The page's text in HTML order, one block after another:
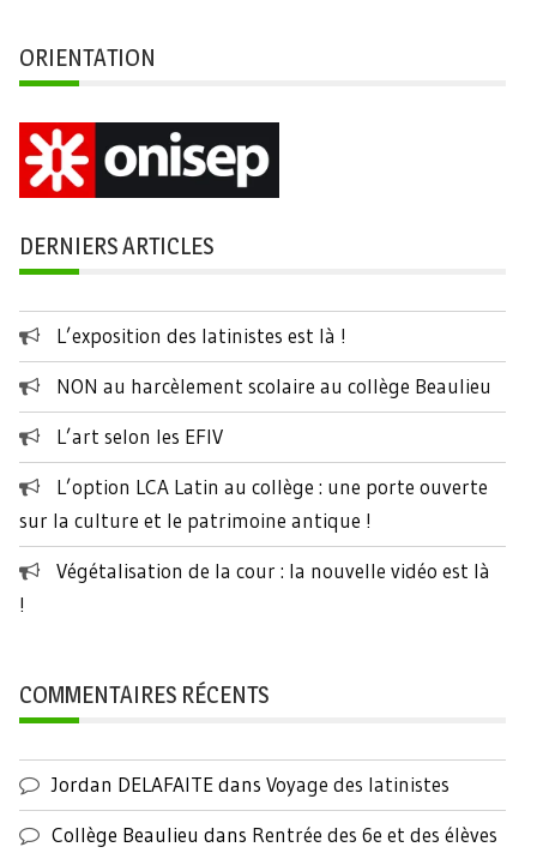
ORIENTATION
DERNIERS ARTICLES
L’exposition des latinistes est là !
NON au harcèlement scolaire au collège Beaulieu
L’art selon les EFIV
L’option LCA Latin au collège : une porte ouverte
sur la culture et le patrimoine antique !
Végétalisation de la cour : la nouvelle vidéo est là
!
COMMENTAIRES RÉCENTS
Jordan DELAFAITEdans Voyage des latinistes
Collège Beaulieu dans Rentrée des 6e et des élèves